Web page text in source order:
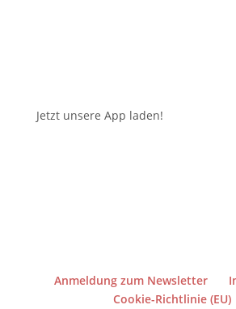
Jetzt unsere App laden!
Anmeldung zum Newsletter
Cookie-Richtlinie (EU)